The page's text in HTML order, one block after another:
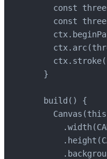
const
const
  }
  build() {